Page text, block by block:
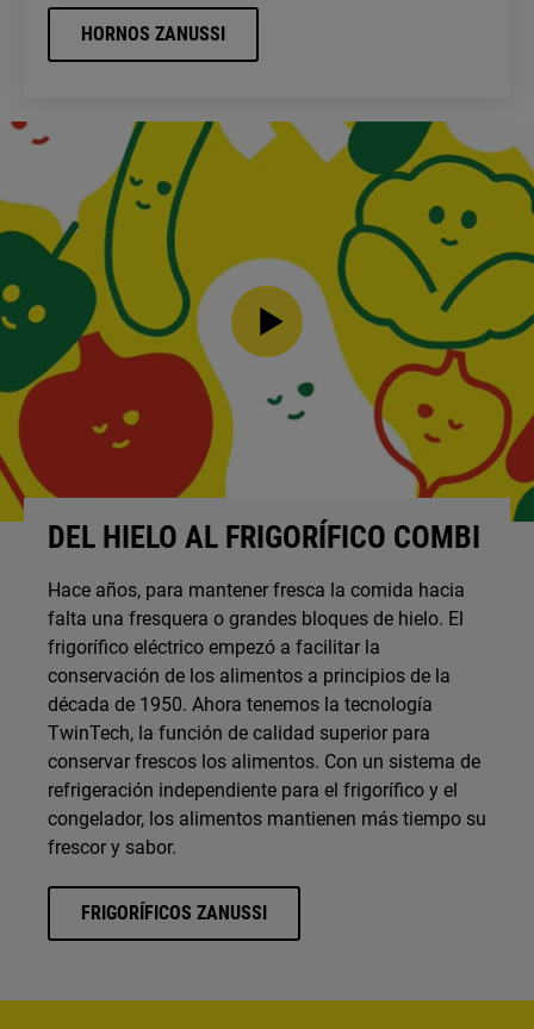
HORNOS ZANUSSI
DEL HIELO AL FRIGORÍFICO COMBI
Hace años, para mantener fresca la comida hacia
falta una fresquera o grandes bloques de hielo. El
frigorífico eléctrico empezó a facilitar la
conservación de los alimentos a principios de la
década de 1950. Ahora tenemos la tecnología
TwinTech, la función de calidad superior para
conservar frescos los alimentos. Con un sistema de
refrigeración independiente para el frigorífico y el
congelador, los alimentos mantienen más tiempo su
frescor y sabor.
FRIGORÍFICOS ZANUSSI